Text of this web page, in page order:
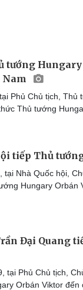
tướng
Phủ Chủ tịch, Thủ
Thủ tướng
tiếp Thủ
tại Nhà Quốc hội,
Hungary Orbán
Đại Quang
tại Phủ Chủ tịch,
Orbán Viktor đến